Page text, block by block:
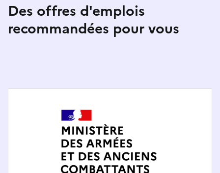
Des offres d'emplois
recommandées pour vous